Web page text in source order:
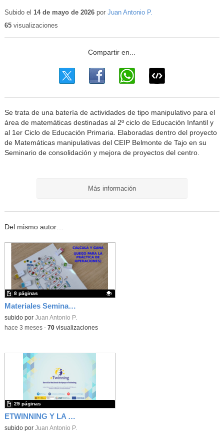
educativo
Subido el 14 de mayo de 2026por Juan Antonio P.
65visualizaciones
Se trata de una batería de actividades de tipo manipulativo para el
área de matemáticas destinadas al 2º ciclo de Educación Infantil y
al 1er Ciclo de Educación Primaria. Elaboradas dentro del proyecto
de Matemáticas manipulativas del CEIP Belmonte de Tajo en su
Seminario de consolidación y mejora de proyectos del centro.
Más información
Del mismo autor…
Materiales Seminario Proyectos Centro
Contenido educativo.
subido por Juan Antonio P.
8 páginas
-hace 3 meses- 70visualizaciones
ETWINNING Y LA COOPERACIÓN EDUCATIVA EN EUROPA
subido por Juan Antonio P.
29 páginas